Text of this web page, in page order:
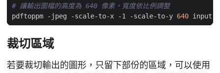
# 讓輸出圖檔的高度為 640 像素，寬度依比例調整
pdftoppm -jpeg -scale-to-x -1 -scale-to-y 640
裁切區域
若要裁切輸出的圖形，只留下部份的區域，可以使用